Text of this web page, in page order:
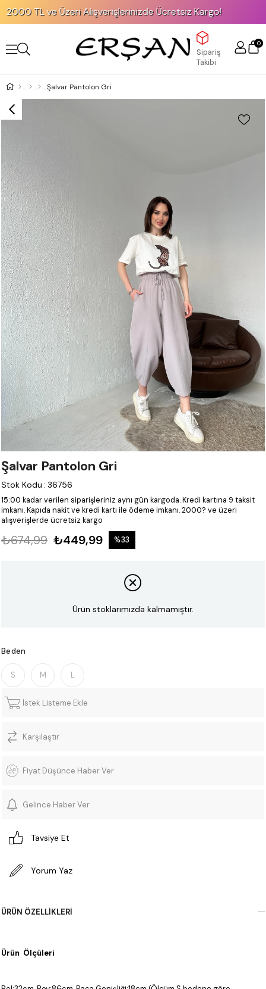
TL ve Üzeri Alışverişlerinizde Ücretsiz Kargo!
Sipariş
Takibi
0
Şalvar Pantolon Gri
Şalvar Pantolon Gri
Stok Kodu : 36756
15:00 kadar verilen siparişleriniz aynı gün kargoda.Kredi kartına 9 taksit
imkanı.Kapıda nakit ve kredi kartı ile ödeme imkanı.2000? ve üzeri
alışverişlerde ücretsiz kargo
₺674,99 ₺449,99 %33
Ürün stoklarımızda kalmamıştır.
Beden
S M L
İstek Listeme Ekle
Karşılaştır
Fiyat Düşünce Haber Ver
Gelince Haber Ver
Tavsiye Et
Yorum Yaz
ÜRÜN ÖZELLIKLERI
Ürün Ölçüleri